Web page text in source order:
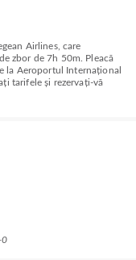
Airlines, care
zbor de7h 50m . Pleacă
la Aeroportul Internațional
tarifele și rezervați-vă